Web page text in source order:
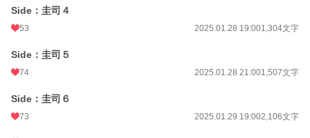
Side：圭司４
53 2025.01.28 19:001,304文字
Side：圭司５
74 2025.01.28 21:001,507文字
Side：圭司６
73 2025.01.29 19:002,106文字